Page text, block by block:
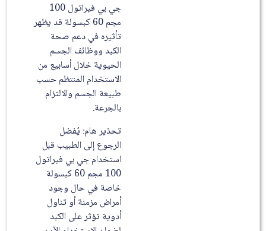
جي بي فيراتول 100
مجم 60 كبسولة قد يظهر
تأثيره في دعم صحة
الكبد ووظائف الجسم
الحيوية خلال أسابيع من
الاستخدام المنتظم حسب
طبيعة الجسم والالتزام
بالجرعة.
تحذير هام: يُفضل
الرجوع إلى الطبيب قبل
استخدام جي بي فيراتول
100 مجم 60 كبسولة
خاصة في حال وجود
أمراض مزمنة أو تناول
أدوية تؤثر على الكبد